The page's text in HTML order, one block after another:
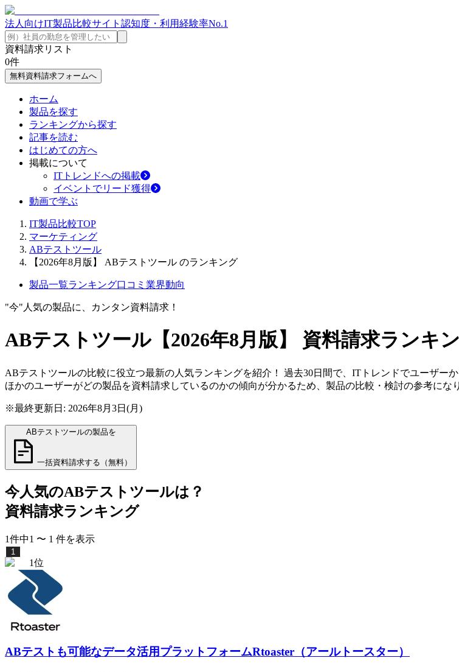
法人向けIT製品比較サイト 認知度・利用経験率No.1
資料請求リスト
0件
無料資料請求フォームへ
ホーム
製品を探す
ランキングから探す
記事を読む
はじめての方へ
掲載について
ITトレンドへの掲載
イベントでリード獲得
動画で学ぶ
IT製品比較TOP
マーケティング
ABテストツール
【2026年8月版】 ABテストツール のランキング
製品一覧ランキング口コミ 業界動向
"今"人気の製品に、カンタン資料請求！
ABテストツール【2026年8月版】 資料請求ランキ
ABテストツールの比較に役立つ最新の人気ランキングを紹介！ 過去30日間で、ITトレンドでユーザー
ほかのユーザーがどの製品を資料請求しているのかの傾向が分かるため、製品の比較・検討の参考にな
※最終更新日: 2026年8月3日(月)
ABテストツールの製品を
一括資料請求する（無料）
今人気のABテストツールは？
資料請求ランキング
1件中1 〜 1 件を表示
1
1位
ABテストも可能なデータ活用プラットフォームRtoaster（アールトースター）